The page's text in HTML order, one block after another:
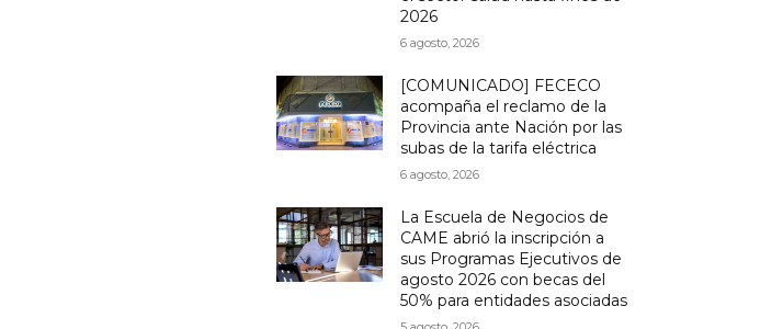
2026
6 agosto, 2026
[COMUNICADO] FECECO
acompaña el reclamo de la
Provincia ante Nación por las
subas de la tarifa eléctrica
6 agosto, 2026
La Escuela de Negocios de
CAME abrió la inscripción a
sus Programas Ejecutivos de
agosto 2026 con becas del
50% para entidades asociadas